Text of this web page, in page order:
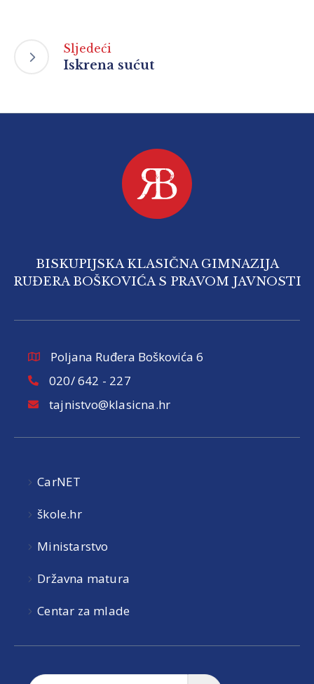
Sljedeći
Iskrena sućut
BISKUPIJSKA KLASIČNA GIMNAZIJA
RUĐERA BOŠKOVIĆA S PRAVOM JAVNOSTI
Poljana Ruđera Boškovića 6
020/ 642 - 227
tajnistvo@klasicna.hr
CarNET
škole.hr
Ministarstvo
Državna matura
Centar za mlade